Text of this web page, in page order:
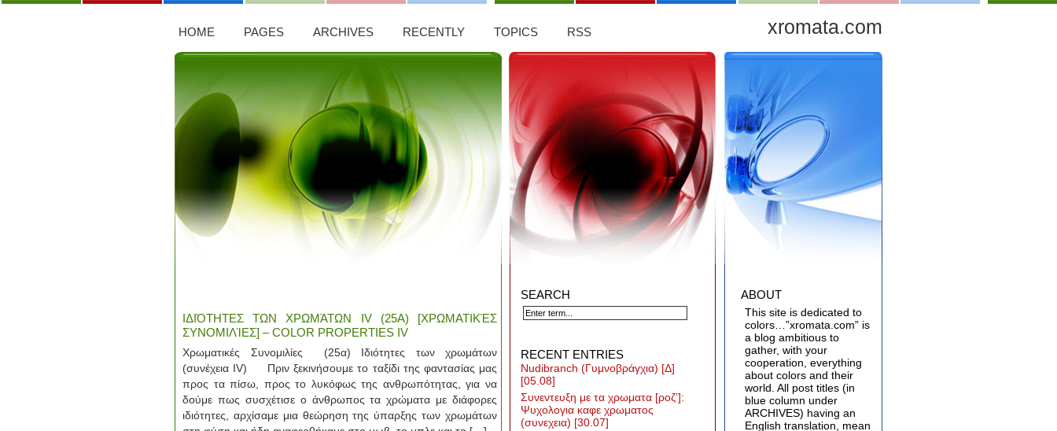
xromata.com
HOME PAGES ARCHIVES RECENTLY TOPICS RSS
ΙΔΙΌΤΗΤΕΣ ΤΩΝ ΧΡΩΜΆΤΩΝ ΙV (25Α) [ΧΡΩΜΑΤΙΚΈΣ
ΣΥΝΟΜΙΛΊΕΣ] – COLOR PROPERTIES IV
Χρωματικές Συνομιλίες (25α) Ιδιότητες των χρωμάτων
(συνέχεια ΙV) Πριν ξεκινήσουμε το ταξίδι της φαντασίας μας
προς τα πίσω, προς το λυκόφως της ανθρωπότητας, για να
δούμε πως συσχέτισε ο άνθρωπος τα χρώματα με διάφορες
ιδιότητες, αρχίσαμε μια θεώρηση της ύπαρξης των χρωμάτων
SEARCH
RECENT ENTRIES
Nudibranch (Γυμνοβράγχια) [Δ]
[05.08]
Συνεντευξη με τα χρωματα [ροζ’]:
Ψυχολογια καφε χρωματος
(συνεχεια) [30.07]
ABOUT
This site is dedicated to
colors…”xromata.com” is
a blog ambitious to
gather, with your
cooperation, everything
about colors and their
world. All post titles (in
blue column under
ARCHIVES) having an
English translation, mean